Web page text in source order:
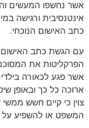
אשר נחשפו המעשים
אינטנסיבית ורגישה
כתב האישום הנוכחי.
עם הגשת כתב האישום
הפרקליטות את
אשר פגע לכאורה
ארוכה כל כך ובאופן
צוין כי קיים חשש
המשפט או להשפיע על